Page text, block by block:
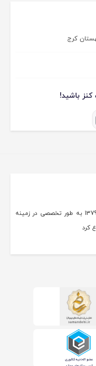
کرج
باشید!
فروشگاه ساعت کنز فعالیت خود را درسال 1379 به طور تخصصی در زمینه
کرد